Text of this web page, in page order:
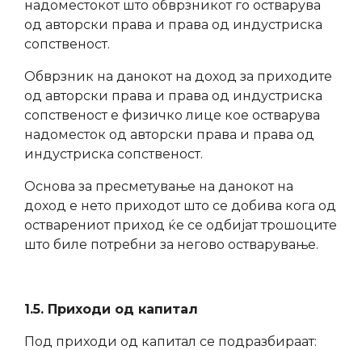
надоместокот што обврзникот го остварува
од авторски права и права од индустриска
сопственост.
Обврзник на данокот на доход за приходите
од авторски права и права од индустриска
сопственост е физичко лице кое остварува
надоместок од авторски права и права од
индустриска сопственост.
Основа за пресметување на данокот на
доход е нето приходот што се добива кога од
остварениот приход ќе се одбијат трошоците
што биле потребни за негово остварување.
1.5. Приходи од капитал
Под приходи од капитал се подразбираат: